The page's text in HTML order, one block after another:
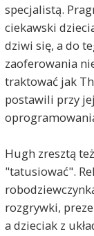
specjalistą.
ciekawski
dziwi się, a do
zaoferowania
traktować jak
postawili przy
Hugh zresztą
"tatusiować".
rozgrywki,
a dzieciak z